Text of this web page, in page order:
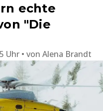
echte
"Die
Uhr von Alena Brandt